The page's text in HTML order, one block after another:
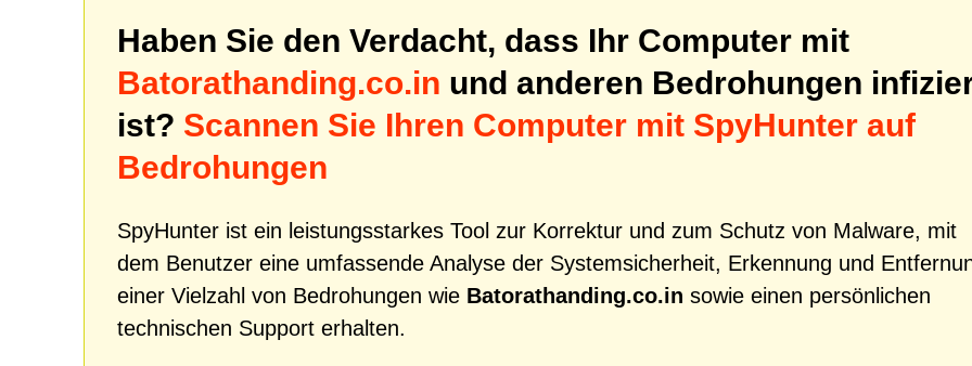
Haben Sie den Verdacht, dass Ihr Computer mit
Batorathanding.co.in und anderen Bedrohungen
ist? Scannen Sie Ihren Computer mit SpyHunter auf
Bedrohungen
SpyHunter ist ein leistungsstarkes Tool zur Korrektur und zum Schutz von Malware, mit
dem Benutzer eine umfassende Analyse der Systemsicherheit, Erkennung und
einer Vielzahl von Bedrohungen wie Batorathanding.co.in sowie einen persönlichen
technischen Support erhalten.